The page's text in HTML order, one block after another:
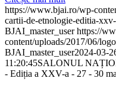
https://www.bjai.ro/wp-
cartii-de-etnologie-editia-
BJAI_master_user https://
content/uploads/2017/06/
BJAI_master_user2024-03-
11:20:45SALONUL
- Ediția a XXV-a - 27 - 30